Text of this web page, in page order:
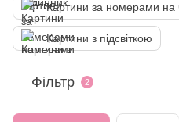
Картини за номерами на
Картини з підсвіткою
Фільтр 2